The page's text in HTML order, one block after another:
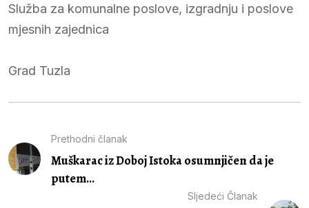
Služba za komunalne poslove, izgradnju i poslove
mjesnih zajednica
Grad Tuzla
Prethodni članak
Muškarac iz Doboj Istoka osumnjičen da je
putem...
Sljedeći Članak